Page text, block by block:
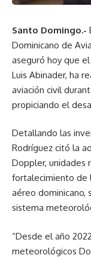
Santo Domingo.-
Dominicano de
aseguró hoy que
Luis Abinader, ha
aviación civil
propiciando el
Detallando las
Rodríguez citó la
Doppler, unidades
fortalecimiento de
aéreo dominicano,
sistema
“Desde el año
meteorológicos